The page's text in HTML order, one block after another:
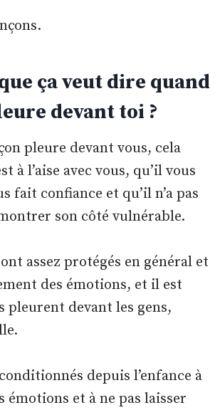
que ça veut dire quand
devant toi ?
pleure devant vous, cela
à l’aise avec vous, qu’il vous
fait confiance et qu’il n’a pas
son côté vulnérable.
assez protégés en général et
des émotions, et il est
pleurent devant les gens,
depuis l’enfance à
et à ne pas laisser